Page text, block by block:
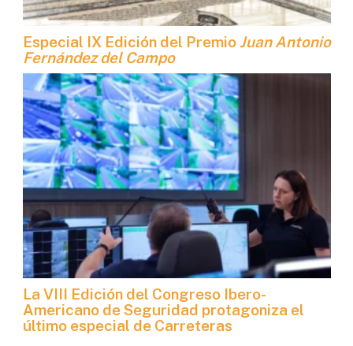
Especial IX Edición del Premio Juan Antonio
Fernández del Campo
La VIII Edición del Congreso Ibero-
Americano de Seguridad protagoniza el
último especial de Carreteras